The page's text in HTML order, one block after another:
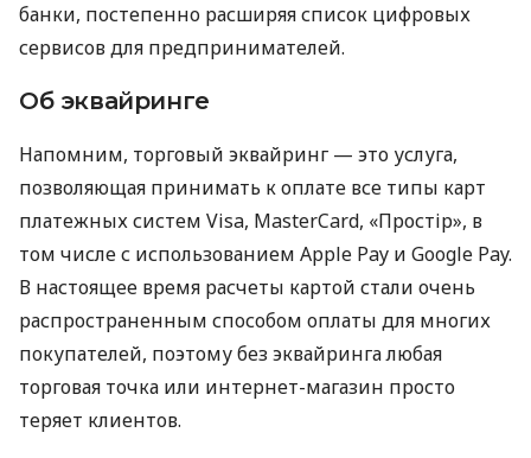
банки, постепенно расширяя список цифровых
сервисов для предпринимателей.
Об эквайринге
Напомним, торговый эквайринг — это услуга,
позволяющая принимать к оплате все типы карт
платежных систем Visa, MasterCard, «Простір», в
том числе с использованием Apple Pay и Google Pay.
В настоящее время расчеты картой стали очень
распространенным способом оплаты для многих
покупателей, поэтому без эквайринга любая
торговая точка или интернет-магазин просто
теряет клиентов.